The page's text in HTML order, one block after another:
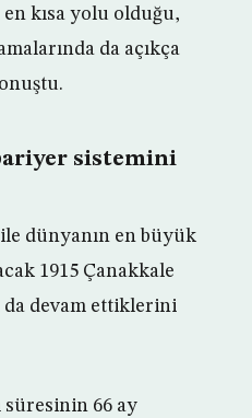
kısa yolu olduğu,
da açıkça
sistemini
dünyanın en büyük
1915 Çanakkale
da devam ettiklerini
66 ay